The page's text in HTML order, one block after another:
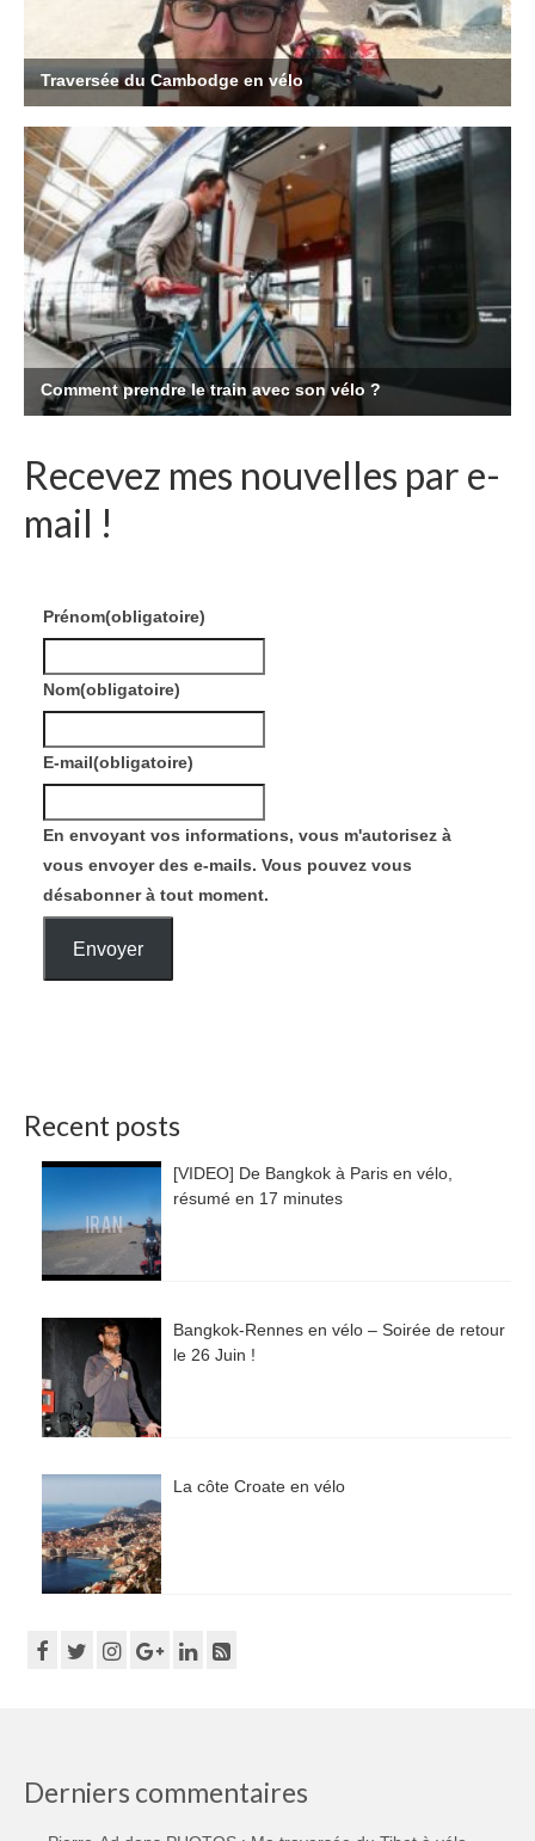
Recevez mes nouvelles par e-
mail !
Prénom(obligatoire)
Nom(obligatoire)
E-mail(obligatoire)
En envoyant vos informations, vous m'autorisez à
vous envoyer des e-mails. Vous pouvez vous
désabonner à tout moment.
Envoyer
Recent posts
[VIDEO] De Bangkok à Paris en vélo,
résumé en 17 minutes
Bangkok-Rennes en vélo – Soirée de retour
le 26 Juin !
La côte Croate en vélo
Derniers commentaires